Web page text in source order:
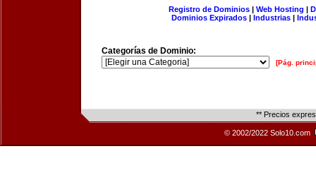
Registro de Dominios| Web Hosting |
Dominios Expirados | Industrias |
Categorías de Dominio:
[Pág.
** Precios
© 2002/2022 Solo10.com